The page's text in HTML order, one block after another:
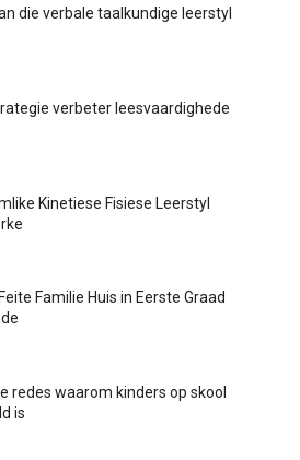
​​die verbale taalkundige leerstyl
verbeter leesvaardighede
Kinetiese Fisiese Leerstyl
Familie Huis in Eerste Graad
redes waarom kinders op skool
is